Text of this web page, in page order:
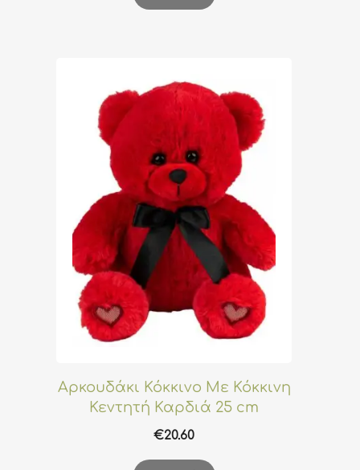
Αρκουδάκι Κόκκινο Με Κόκκινη
Κεντητή Καρδιά 25 cm
€20.60